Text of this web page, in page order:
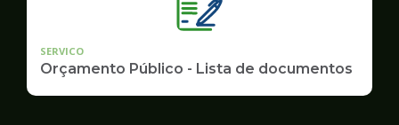
SERVICO
Orçamento Público - Lista de documentos